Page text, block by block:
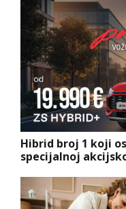
Hibrid broj 1 koji
specijalnoj